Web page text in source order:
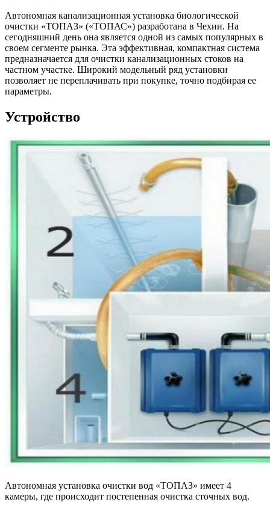
Автономная канализационная установка биологической
очистки «ТОПАЗ» («ТОПАС») разработана в Чехии. На
сегодняшний день она является одной из самых популярных в
своем сегменте рынка. Эта эффективная, компактная система
предназначается для очистки канализационных стоков на
частном участке. Широкий модельный ряд установки
позволяет не переплачивать при покупке, точно подбирая ее
параметры.
Устройство
Автономная установка очистки вод «ТОПАЗ» имеет 4
камеры, где происходит постепенная очистка сточных вод.